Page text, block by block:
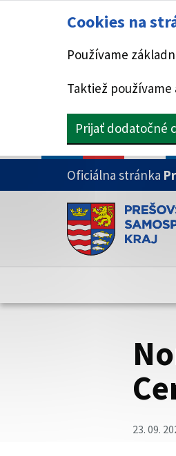
Cookies na
Používame
Taktiež
Prijať dodatočné
PRESKOČIŤ NA HLAVNÝ
Oficiálna stránka
Doména psk.sk je
Toto je oficiálna
23. 09.